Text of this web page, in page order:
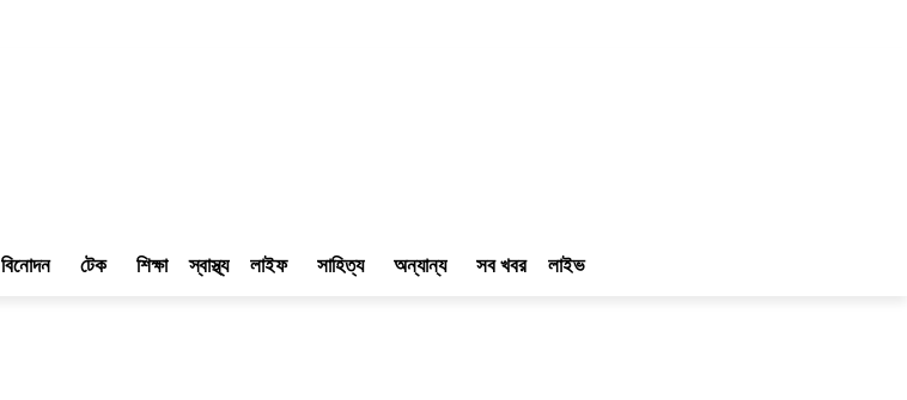
বিনোদন টেক শিক্ষা স্বাস্থ্য লাইফ সাহিত্য অন্যান্য সব খবর লাইভ